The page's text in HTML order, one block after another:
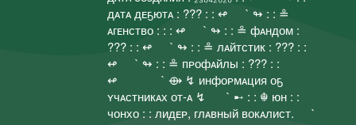
дᴀтᴀ дᴇҕютᴀ : ??? : : ↫⠀⠀` ↬ : : ≗
ᴀгᴇнство : : : ↫⠀⠀` ↬ : : ≗ фᴀндом :
??? : : ↫⠀⠀` ↬ : : ≗ лᴀйтстик : ??? : :
↫⠀⠀` ↬ : : ≗ пᴘофᴀйлы : ??? : :
↫⠀⠀⠀⠀⠀` ⟴ ↯ инфоᴘмᴀция оҕ
ʏчᴀстникᴀх от-ᴀ ↯ ⠀⠀` ➸ : : ☬ юн : :
чонхо : : лидᴇᴘ, глᴀвный вокᴀлист.⠀⠀`